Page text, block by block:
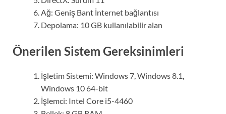
Ağ: Geniş Bant İnternet bağlantısı
Depolama: 10 GB kullanılabilir alan
Önerilen Sistem Gereksinimleri
İşletim Sistemi: Windows 7, Windows 8.1,
Windows 10 64-bit
İşlemci: Intel Core i5-4460